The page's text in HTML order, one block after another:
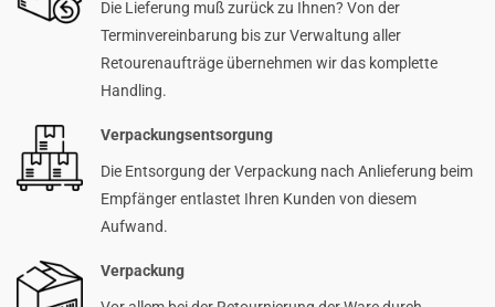
Die Lieferung muß zurück zu Ihnen? Von der
Terminvereinbarung bis zur Verwaltung aller
Retourenaufträge übernehmen wir das komplette
Handling.
Verpackungsentsorgung
Die Entsorgung der Verpackung nach Anlieferung beim
Empfänger entlastet Ihren Kunden von diesem
Aufwand.
Verpackung